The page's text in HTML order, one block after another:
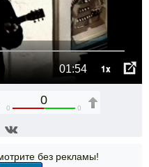
01:54 1x
0
0 0
без рекламы!